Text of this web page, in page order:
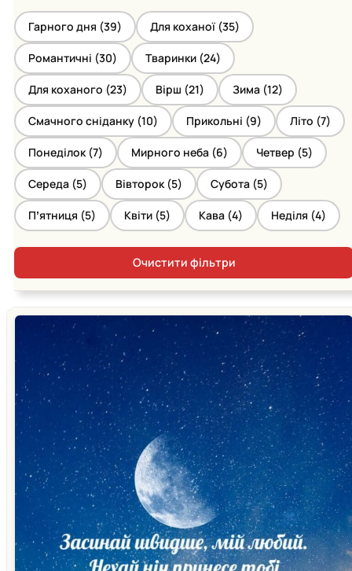
Гарного дня (39) Для коханої (35)
Романтичні (30) Тваринки (24)
Для коханого (23) Вірш (21) Зима (12)
Смачного сніданку (10) Прикольні (9) Літо (7)
Понеділок (7) Мирного неба (6) Четвер (5)
Середа (5) Вівторок (5) Субота (5)
Пʼятниця (5) Квіти (5) Кава (4) Неділя (4)
Очистити фільтри